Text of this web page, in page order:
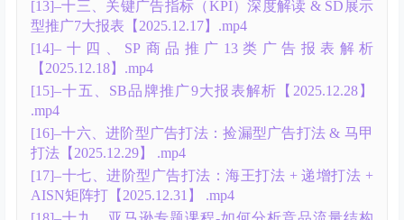
[18]–十八、蓝海产品的定位结构和策略 .mp4
[19]–十九、买家不同时段选品方向 .mp4
[1]–一、选品前言警示-降低试错成本.mp4
[20]–二十、AI驱动下的亚马逊智能选品应用策略 .mp4
[2]–二、选品三步排除法：快速锁定选品方向.mp4
[3]–三、侵权类型解读及部分产品所需认证.mp4
[4]–四、选品十大维度解析（上）.mp4
[5]–五、选品十大维度解析（下）.mp4
[6]–六、亚马逊四大广告类型深度拆解.mp4
[7]–七、选品的四大途径（2）.mp4